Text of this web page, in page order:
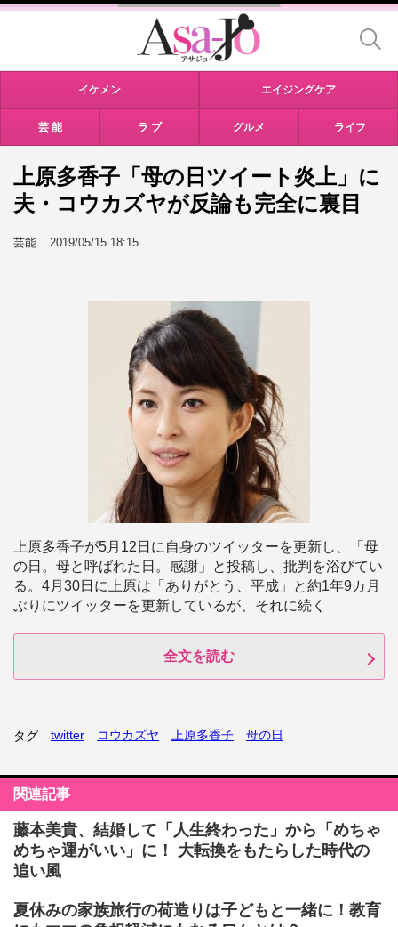
イケメン エイジングケア
芸 能 ラ ブ グルメ ライフ
上原多香子「母の日ツイート炎上」に
夫・コウカズヤが反論も完全に裏目
芸能 2019/05/15 18:15
上原多香子が5月12日に自身のツイッターを更新し、「母
の日。母と呼ばれた日。感謝」と投稿し、批判を浴びてい
る。4月30日に上原は「ありがとう、平成」と約1年9カ月
ぶりにツイッターを更新しているが、それに続く
全文を読む
タグ twitter コウカズヤ 上原多香子 母の日
関連記事
藤本美貴、結婚して「人生終わった」から「めちゃ
めちゃ運がいい」に！ 大転換をもたらした時代の
追い風
夏休みの家族旅行の荷造りは子どもと一緒に！教育